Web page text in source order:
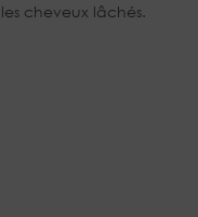
cheveux lâchés.